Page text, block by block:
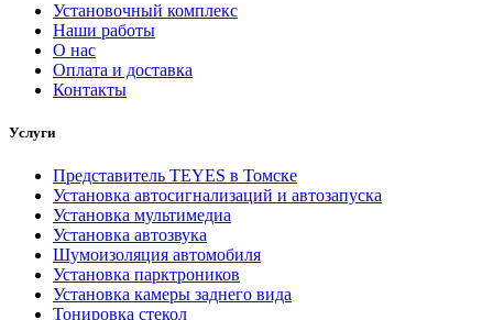
Установочный комплекс
Наши работы
О нас
Оплата и доставка
Контакты
Услуги
Представитель TEYES в Томске
Установка автосигнализаций и автозапуска
Установка мультимедиа
Установка автозвука
Шумоизоляция автомобиля
Установка парктроников
Установка камеры заднего вида
Тонировка стекол